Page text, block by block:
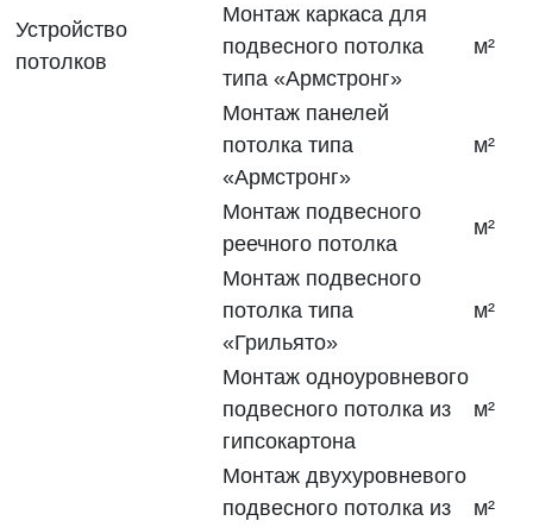
Устройство
потолков
Монтаж каркаса для
подвесного потолка
типа «Армстронг»
м²
Монтаж панелей
потолка типа
«Армстронг»
м²
Монтаж подвесного
реечного потолка
м²
Монтаж подвесного
потолка типа
«Грильято»
м²
Монтаж одноуровневого
подвесного потолка из
гипсокартона
м²
Монтаж двухуровневого
подвесного потолка из
м²